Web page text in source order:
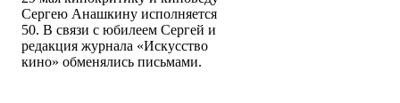
Сергею Анашкину исполняется
50. В связи с юбилеем Сергей и
редакция журнала «Искусство
кино» обменялись письмами.